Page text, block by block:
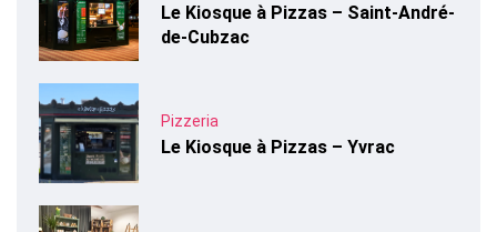
Le Kiosque à Pizzas – Saint-André-
de-Cubzac
Pizzeria
Le Kiosque à Pizzas – Yvrac